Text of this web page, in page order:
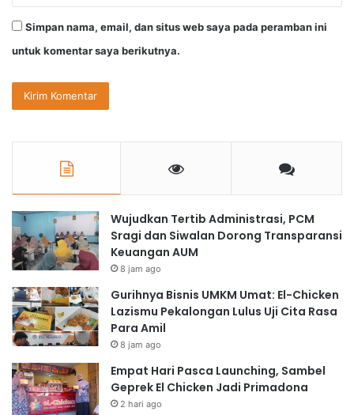
Simpan nama, email, dan situs web saya pada peramban ini
untuk komentar saya berikutnya.
Wujudkan Tertib Administrasi, PCM
Sragi dan Siwalan Dorong Transparansi
Keuangan AUM
8 jam ago
Gurihnya Bisnis UMKM Umat: El-Chicken
Lazismu Pekalongan Lulus Uji Cita Rasa
Para Amil
8 jam ago
Empat Hari Pasca Launching, Sambel
Geprek El Chicken Jadi Primadona
2 hari ago